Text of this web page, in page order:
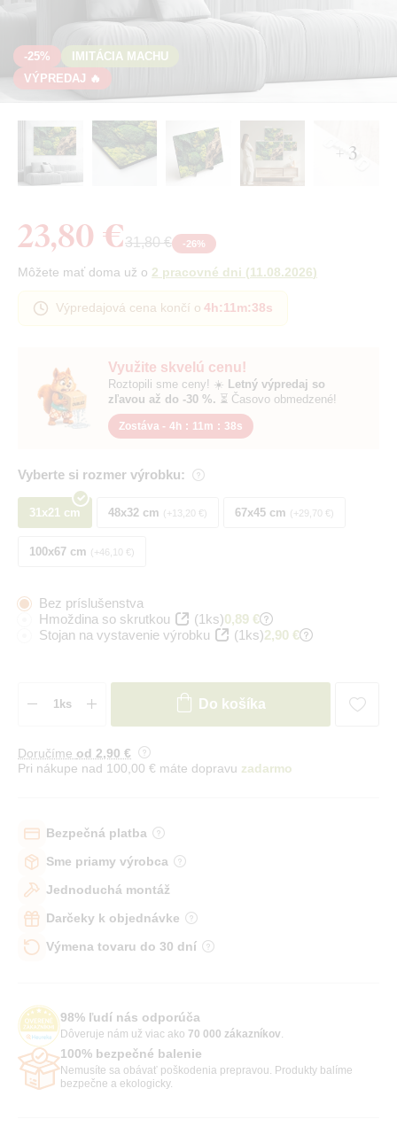
-25%
IMITÁCIA MACHU
VÝPREDAJ 🔥
+ 3
Využite skvelú cenu!
Roztopili sme ceny! ☀️ Letný výpredaj so
zľavou až do -30 %. ⏳ Časovo obmedzené!
Zostáva - 4h : 11m : 37s
Vyberte si rozmer výrobku:
31x21 cm 48x32 cm +13,20 € 67x45 cm +29,70 €
100x67 cm +46,10 €
23,80 €31,80 € -26%
Môžete mať doma už o 2 pracovné dni (11.08.2026)
Výpredajová cena končí o 4h:11m:37s
Bez príslušenstva
Hmoždina so skrutkou
(1ks)0,89 €
Stojan na vystavenie výrobku
(1ks)2,90 €
Do košíka
Doručíme od 2,90 €
Pri nákupe nad 100,00 € máte dopravu zadarmo
Bezpečná platba
Sme priamy výrobca
Jednoduchá montáž
Darčeky k objednávke
Výmena tovaru do 30 dní
98% ľudí nás odporúča
Dôveruje nám už viac ako 70 000 zákazníkov
100% bezpečné balenie
Nemusíte sa obávať poškodenia prepravou. Produkty balíme
bezpečne a ekologicky.